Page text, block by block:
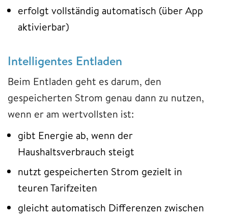
erfolgt vollständig automatisch (über App
aktivierbar)
Intelligentes Entladen
Beim Entladen geht es darum, den
gespeicherten Strom genau dann zu nutzen,
wenn er am wertvollsten ist:
gibt Energie ab, wenn der
Haushaltsverbrauch steigt
nutzt gespeicherten Strom gezielt in
teuren Tarifzeiten
gleicht automatisch Differenzen zwischen